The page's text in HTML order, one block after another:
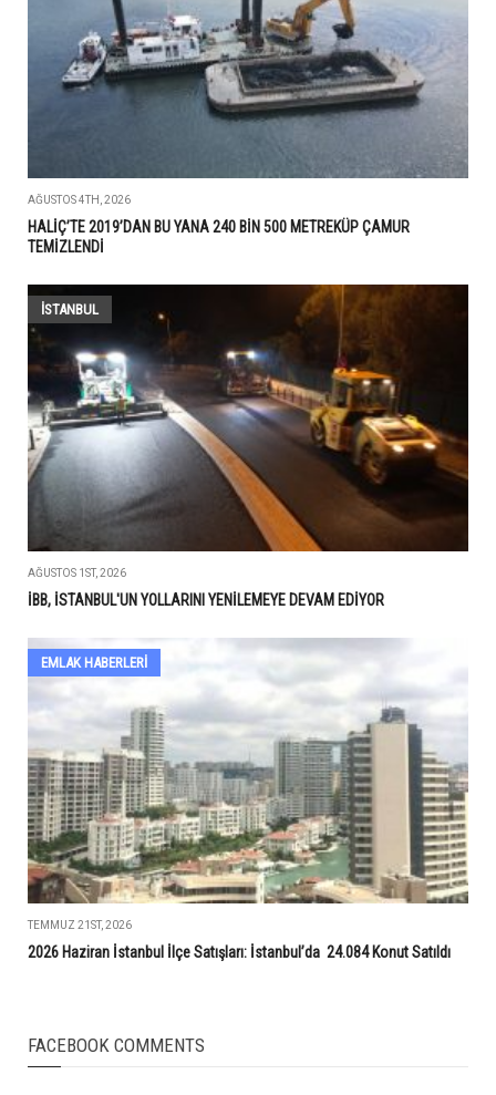
AĞUSTOS 4TH, 2026
HALİÇ’TE 2019’DAN BU YANA 240 BİN 500 METREKÜP ÇAMUR
TEMİZLENDİ
İSTANBUL
AĞUSTOS 1ST, 2026
İBB, İSTANBUL'UN YOLLARINI YENİLEMEYE DEVAM EDİYOR
EMLAK HABERLERI
TEMMUZ 21ST, 2026
2026 Haziran İstanbul İlçe Satışları: İstanbul’da 24.084 Konut Satıldı
FACEBOOK COMMENTS